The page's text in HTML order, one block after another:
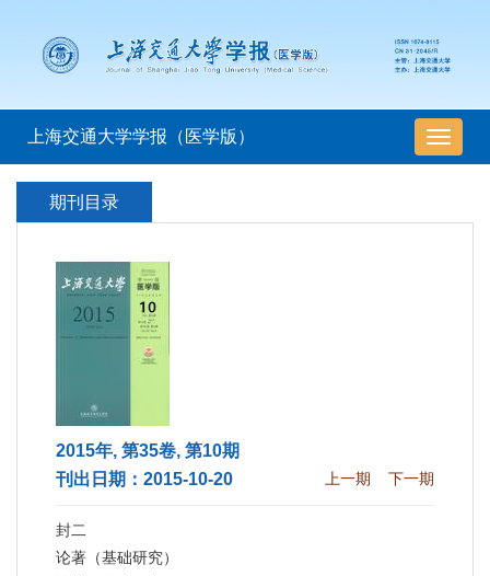
导
航
上海交通大学学报（医学版）
期刊目录
2015年, 第35卷, 第10期
刊出日期：2015-10-20
上一期 下一期
封二
论著（基础研究）